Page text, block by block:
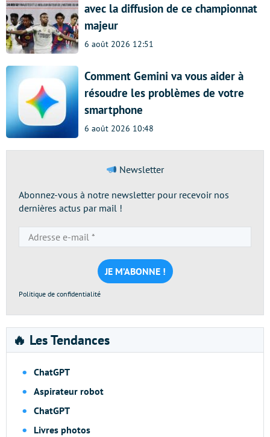
avec la diffusion de ce championnat
majeur
6 août 2026 12:51
Comment Gemini va vous aider à
résoudre les problèmes de votre
smartphone
6 août 2026 10:48
Newsletter
Abonnez-vous à notre newsletter pour recevoir nos
dernières actus par mail !
e-
mail
*
Politique de confidentialité
🔥 Les Tendances
ChatGPT
Aspirateur robot
ChatGPT
Livres photos